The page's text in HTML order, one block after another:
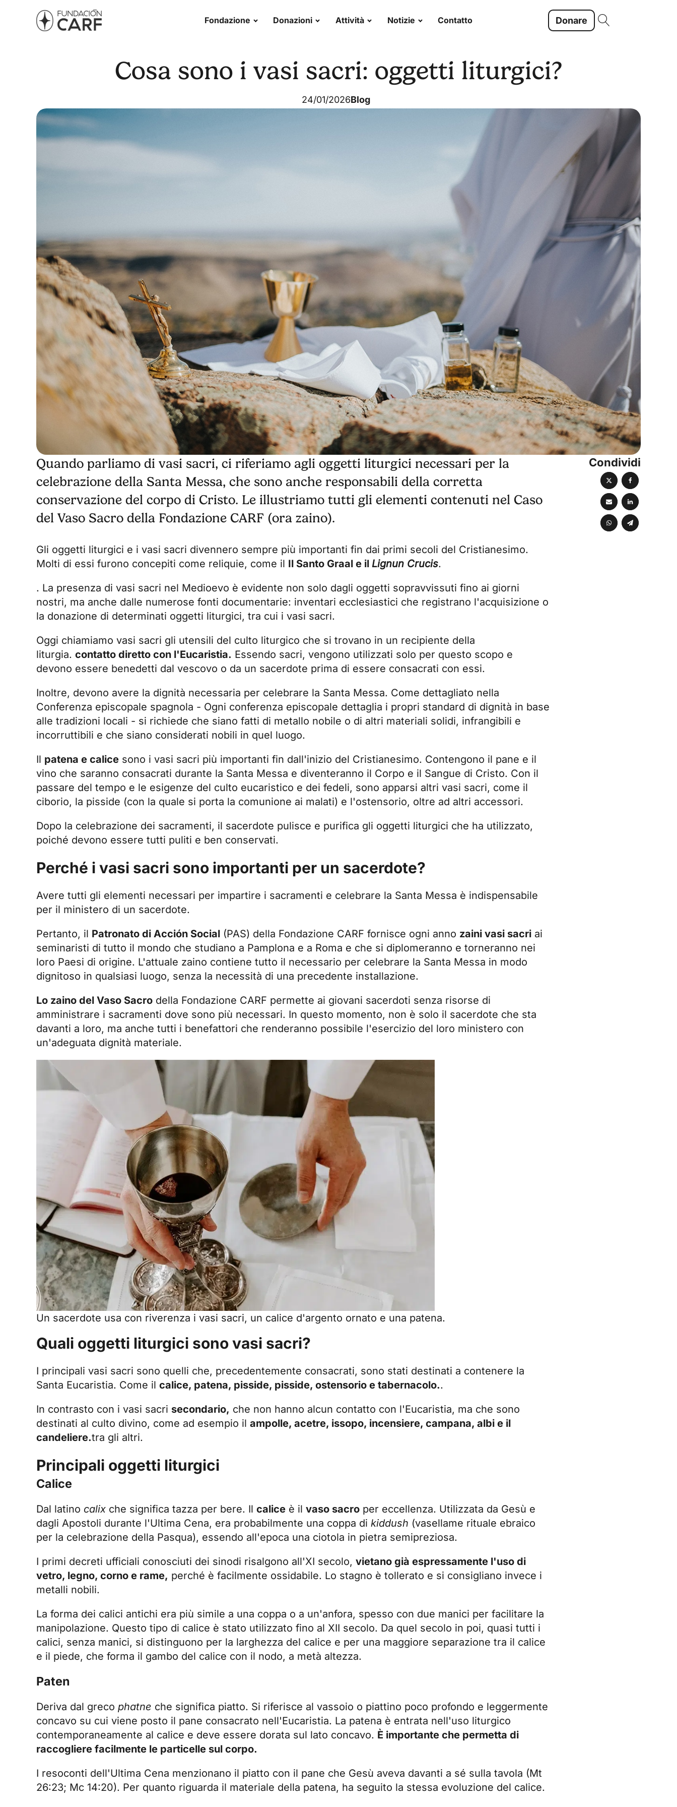
Fondazione Donazioni Attività Notizie Contatto Donare
Cosa sono i vasi sacri: oggetti liturgici?
24/01/2026Blog
Quando parliamo di vasi sacri, ci riferiamo agli oggetti liturgici necessari per la
celebrazione della Santa Messa, che sono anche responsabili della corretta
conservazione del corpo di Cristo. Le illustriamo tutti gli elementi contenuti nel Caso
del Vaso Sacro della Fondazione CARF (ora zaino).
Gli oggetti liturgici e i vasi sacri divennero sempre più importanti fin dai primi secoli del Cristianesimo.
Molti di essi furono concepiti come reliquie, come il Il Santo Graal e il Lignun Crucis.
. La presenza di vasi sacri nel Medioevo è evidente non solo dagli oggetti sopravvissuti fino ai giorni
nostri, ma anche dalle numerose fonti documentarie: inventari ecclesiastici che registrano l'acquisizione o
la donazione di determinati oggetti liturgici, tra cui i vasi sacri.
Oggi chiamiamo vasi sacri gli utensili del culto liturgico che si trovano in un recipiente della
liturgia. contatto diretto con l'Eucaristia. Essendo sacri, vengono utilizzati solo per questo scopo e
devono essere benedetti dal vescovo o da un sacerdote prima di essere consacrati con essi.
Inoltre, devono avere la dignità necessaria per celebrare la Santa Messa. Come dettagliato nella
Conferenza episcopale spagnola - Ogni conferenza episcopale dettaglia i propri standard di dignità in base
alle tradizioni locali - si richiede che siano fatti di metallo nobile o di altri materiali solidi, infrangibili e
incorruttibili e che siano considerati nobili in quel luogo.
Il patena e calice sono i vasi sacri più importanti fin dall'inizio del Cristianesimo. Contengono il pane e il
vino che saranno consacrati durante la Santa Messa e diventeranno il Corpo e il Sangue di Cristo. Con il
passare del tempo e le esigenze del culto eucaristico e dei fedeli, sono apparsi altri vasi sacri, come il
ciborio, la pisside (con la quale si porta la comunione ai malati) e l'ostensorio, oltre ad altri accessori.
Dopo la celebrazione dei sacramenti, il sacerdote pulisce e purifica gli oggetti liturgici che ha utilizzato,
poiché devono essere tutti puliti e ben conservati.
Perché i vasi sacri sono importanti per un sacerdote?
Avere tutti gli elementi necessari per impartire i sacramenti e celebrare la Santa Messa è indispensabile
per il ministero di un sacerdote.
Pertanto, il Patronato di Acción Social (PAS) della Fondazione CARF fornisce ogni anno zaini vasi sacri ai
seminaristi di tutto il mondo che studiano a Pamplona e a Roma e che si diplomeranno e torneranno nei
loro Paesi di origine. L'attuale zaino contiene tutto il necessario per celebrare la Santa Messa in modo
dignitoso in qualsiasi luogo, senza la necessità di una precedente installazione.
Lo zaino del Vaso Sacro della Fondazione CARF permette ai giovani sacerdoti senza risorse di
amministrare i sacramenti dove sono più necessari. In questo momento, non è solo il sacerdote che sta
davanti a loro, ma anche tutti i benefattori che renderanno possibile l'esercizio del loro ministero con
un'adeguata dignità materiale.
Un sacerdote usa con riverenza i vasi sacri, un calice d'argento ornato e una patena.
Quali oggetti liturgici sono vasi sacri?
I principali vasi sacri sono quelli che, precedentemente consacrati, sono stati destinati a contenere la
Santa Eucaristia. Come il calice, patena, pisside, pisside, ostensorio e tabernacolo..
In contrasto con i vasi sacri secondario, che non hanno alcun contatto con l'Eucaristia, ma che sono
destinati al culto divino, come ad esempio il ampolle, acetre, issopo, incensiere, campana, albi e il
candeliere.tra gli altri.
Principali oggetti liturgici
Calice
Dal latino calix che significa tazza per bere. Il calice è il vaso sacro per eccellenza. Utilizzata da Gesù e
dagli Apostoli durante l'Ultima Cena, era probabilmente una coppa di kiddush (vasellame rituale ebraico
per la celebrazione della Pasqua), essendo all'epoca una ciotola in pietra semipreziosa.
I primi decreti ufficiali conosciuti dei sinodi risalgono all'XI secolo, vietano già espressamente l'uso di
vetro, legno, corno e rame, perché è facilmente ossidabile. Lo stagno è tollerato e si consigliano invece i
metalli nobili.
La forma dei calici antichi era più simile a una coppa o a un'anfora, spesso con due manici per facilitare la
manipolazione. Questo tipo di calice è stato utilizzato fino al XII secolo. Da quel secolo in poi, quasi tutti i
calici, senza manici, si distinguono per la larghezza del calice e per una maggiore separazione tra il calice
e il piede, che forma il gambo del calice con il nodo, a metà altezza.
Paten
Deriva dal greco phatne che significa piatto. Si riferisce al vassoio o piattino poco profondo e leggermente
concavo su cui viene posto il pane consacrato nell'Eucaristia. La patena è entrata nell'uso liturgico
contemporaneamente al calice e deve essere dorata sul lato concavo. È importante che permetta di
raccogliere facilmente le particelle sul corpo.
I resoconti dell'Ultima Cena menzionano il piatto con il pane che Gesù aveva davanti a sé sulla tavola (Mt
26:23; Mc 14:20). Per quanto riguarda il materiale della patena, ha seguito la stessa evoluzione del calice.
Condividi